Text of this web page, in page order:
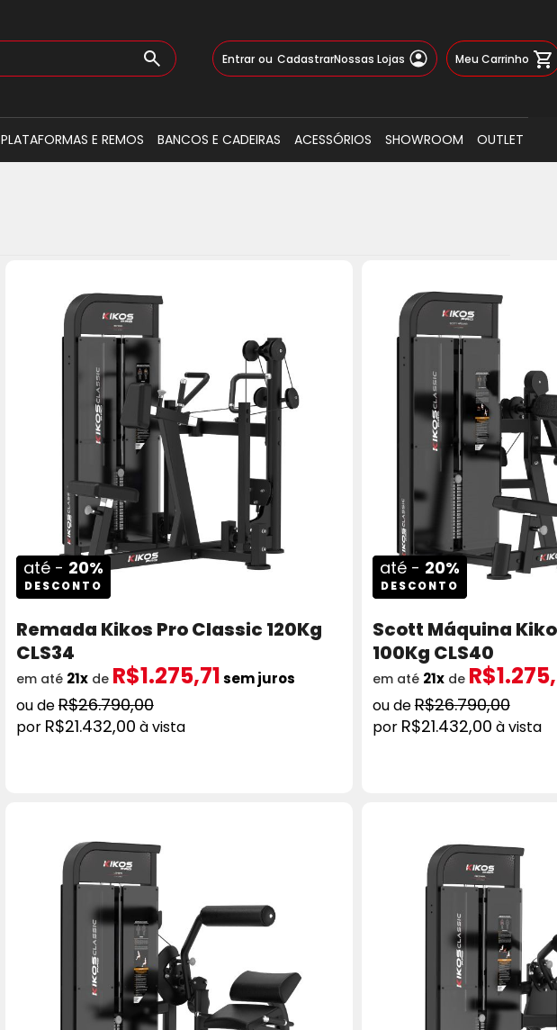
Pular
para
Entrar CadastrarNossas Lojas Meu Carrinho
PLATAFORMAS E REMOS BANCOS E CADEIRAS ACESSÓRIOS SHOWROOM OUTLET
até - 20%
DESCONTO
Remada Kikos Pro Classic 120Kg
CLS34
R$26.790,00
R$21.432,00 à vista
em até 21xde R$1.275,71sem juros
até - 20%
DESCONTO
Scott Máquina
100Kg CLS40
R$26.790,00
R$21.432,00 à vista
em até 21xde